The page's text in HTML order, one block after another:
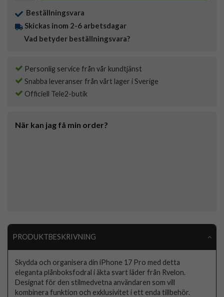
Beställningsvara
Skickas inom 2-6 arbetsdagar
Vad betyder beställningsvara?
Personlig service från vår kundtjänst
Snabba leveranser från vårt lager i Sverige
Officiell Tele2-butik
När kan jag få min order?
PRODUKTBESKRIVNING
Skydda och organisera din iPhone 17 Pro med detta
eleganta plånboksfodral i äkta svart läder från Rvelon.
Designat för den stilmedvetna användaren som vill
kombinera funktion och exklusivitet i ett enda tillbehör.